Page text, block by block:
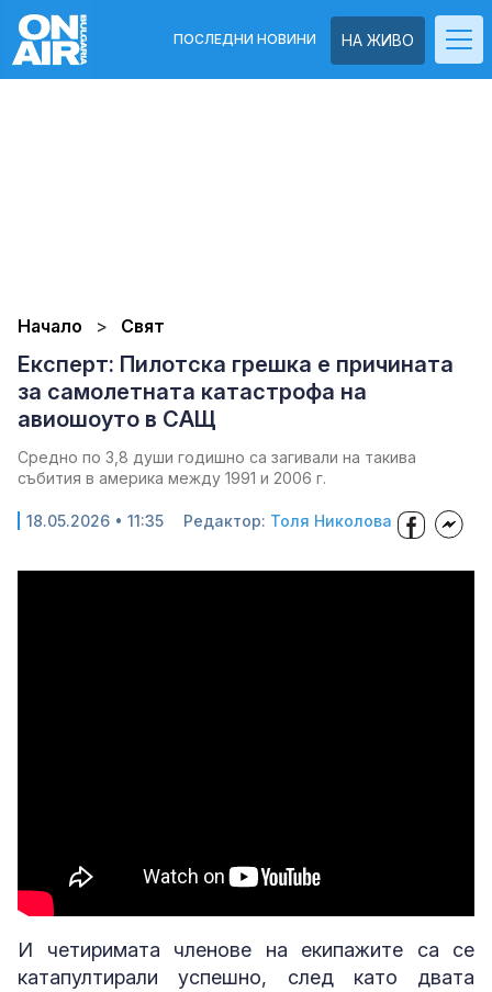
НА ЖИВО
ПОСЛЕДНИ НОВИНИ
Начало Свят
Експерт: Пилотска грешка е причината
за самолетната катастрофа на
авиошоуто в САЩ
Средно по 3,8 души годишно са загивали на такива
събития в америка между 1991 и 2006 г.
18.05.2026 • 11:35 Редактор: Толя Николова
И четиримата членове на екипажите са се
катапултирали успешно, след като двата